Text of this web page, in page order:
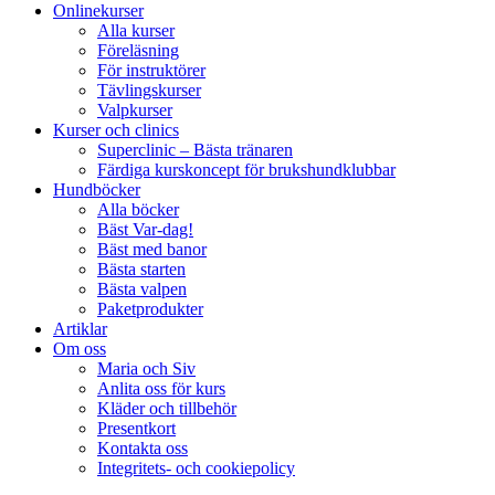
Onlinekurser
Alla kurser
Föreläsning
För instruktörer
Tävlingskurser
Valpkurser
Kurser och clinics
Superclinic – Bästa tränaren
Färdiga kurskoncept för brukshundklubbar
Hundböcker
Alla böcker
Bäst Var-dag!
Bäst med banor
Bästa starten
Bästa valpen
Paketprodukter
Artiklar
Om oss
Maria och Siv
Anlita oss för kurs
Kläder och tillbehör
Presentkort
Kontakta oss
Integritets- och cookiepolicy